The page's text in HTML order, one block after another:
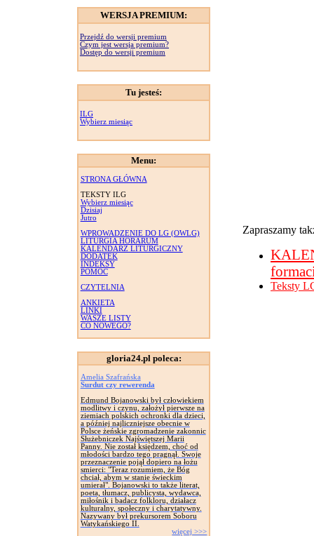
WERSJA PREMIUM:
Przejdź do wersji premium
Czym jest wersja premium?
Dostęp do wersji premium
Tu jesteś:
ILG
Wybierz miesiąc
Menu:
STRONA GŁÓWNA
TEKSTY ILG
Wybierz miesiąc
Dzisiaj
Jutro
WPROWADZENIE DO LG (OWLG)
LITURGIA HORARUM
KALENDARZ LITURGICZNY
DODATEK
INDEKSY
POMOC
CZYTELNIA
ANKIETA
LINKI
WASZE LISTY
CO NOWEGO?
gloria24.pl poleca:
Amelia Szafrańska
Surdut czy rewerenda
Edmund Bojanowski był człowiekiem
modlitwy i czynu, założył pierwsze na
ziemiach polskich ochronki dla dzieci,
a później najliczniejsze obecnie w
Polsce żeńskie zgromadzenie zakonnic
Służebniczek Najświętszej Marii
Panny. Nie został księdzem, choć od
młodości bardzo tego pragnął. Swoje
przeznaczenie pojął dopiero na łożu
smierci: "Teraz rozumiem, że Bóg
chciał, abym w stanie świeckim
umierał". Bojanowski to także literat,
poeta, tłumacz, publicysta, wydawca,
miłośnik i badacz folkloru, działacz
kulturalny, społeczny i charytatywny.
Nazywany był prekursorem Soboru
Watykańskiego II.
więcej >>>
Zapraszamy
Teksty